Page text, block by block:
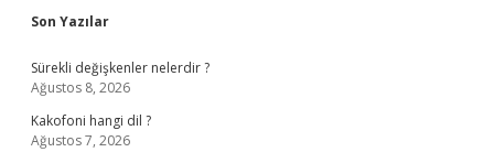
Sidebar
Son Yazılar
Sürekli değişkenler nelerdir ?
Ağustos 8, 2026
Kakofoni hangi dil ?
Ağustos 7, 2026